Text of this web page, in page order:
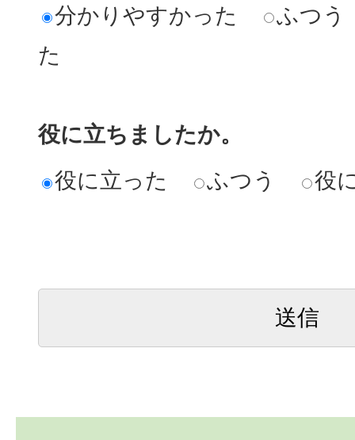
分かりやすかった
ふつう
た
役に立ちましたか。
役に立った
ふつう 役